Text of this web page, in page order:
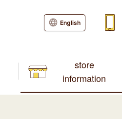
store
information
English